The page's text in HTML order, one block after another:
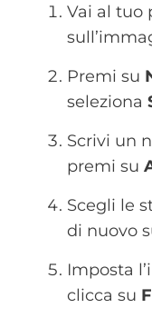
Vai al tuo
Premi su
seleziona
Scrivi un
premi su
Scegli le
di nuovo
Imposta
clicca su